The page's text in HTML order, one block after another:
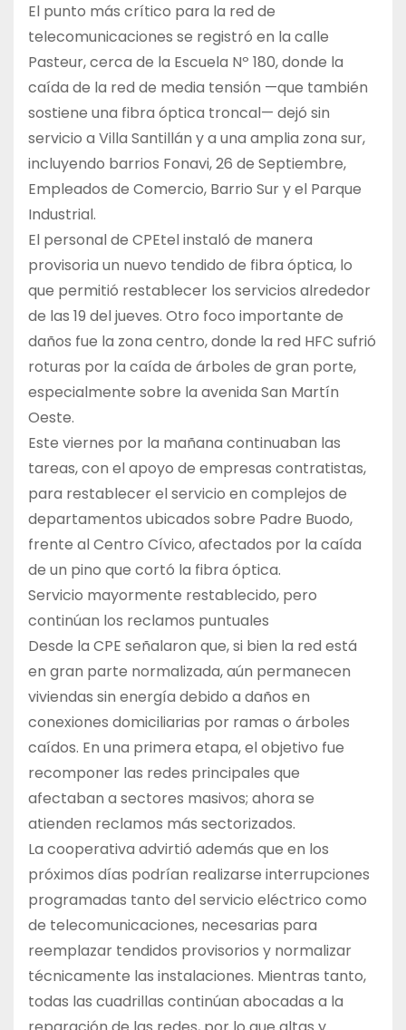
El punto más crítico para la red de
telecomunicaciones se registró en la calle
Pasteur, cerca de la Escuela Nº 180, donde la
caída de la red de media tensión —que también
sostiene una fibra óptica troncal— dejó sin
servicio a Villa Santillán y a una amplia zona sur,
incluyendo barrios Fonavi, 26 de Septiembre,
Empleados de Comercio, Barrio Sur y el Parque
Industrial.
El personal de CPEtel instaló de manera
provisoria un nuevo tendido de fibra óptica, lo
que permitió restablecer los servicios alrededor
de las 19 del jueves. Otro foco importante de
daños fue la zona centro, donde la red HFC sufrió
roturas por la caída de árboles de gran porte,
especialmente sobre la avenida San Martín
Oeste.
Este viernes por la mañana continuaban las
tareas, con el apoyo de empresas contratistas,
para restablecer el servicio en complejos de
departamentos ubicados sobre Padre Buodo,
frente al Centro Cívico, afectados por la caída
de un pino que cortó la fibra óptica.
Servicio mayormente restablecido, pero
continúan los reclamos puntuales
Desde la CPE señalaron que, si bien la red está
en gran parte normalizada, aún permanecen
viviendas sin energía debido a daños en
conexiones domiciliarias por ramas o árboles
caídos. En una primera etapa, el objetivo fue
recomponer las redes principales que
afectaban a sectores masivos; ahora se
atienden reclamos más sectorizados.
La cooperativa advirtió además que en los
próximos días podrían realizarse interrupciones
programadas tanto del servicio eléctrico como
de telecomunicaciones, necesarias para
reemplazar tendidos provisorios y normalizar
técnicamente las instalaciones. Mientras tanto,
todas las cuadrillas continúan abocadas a la